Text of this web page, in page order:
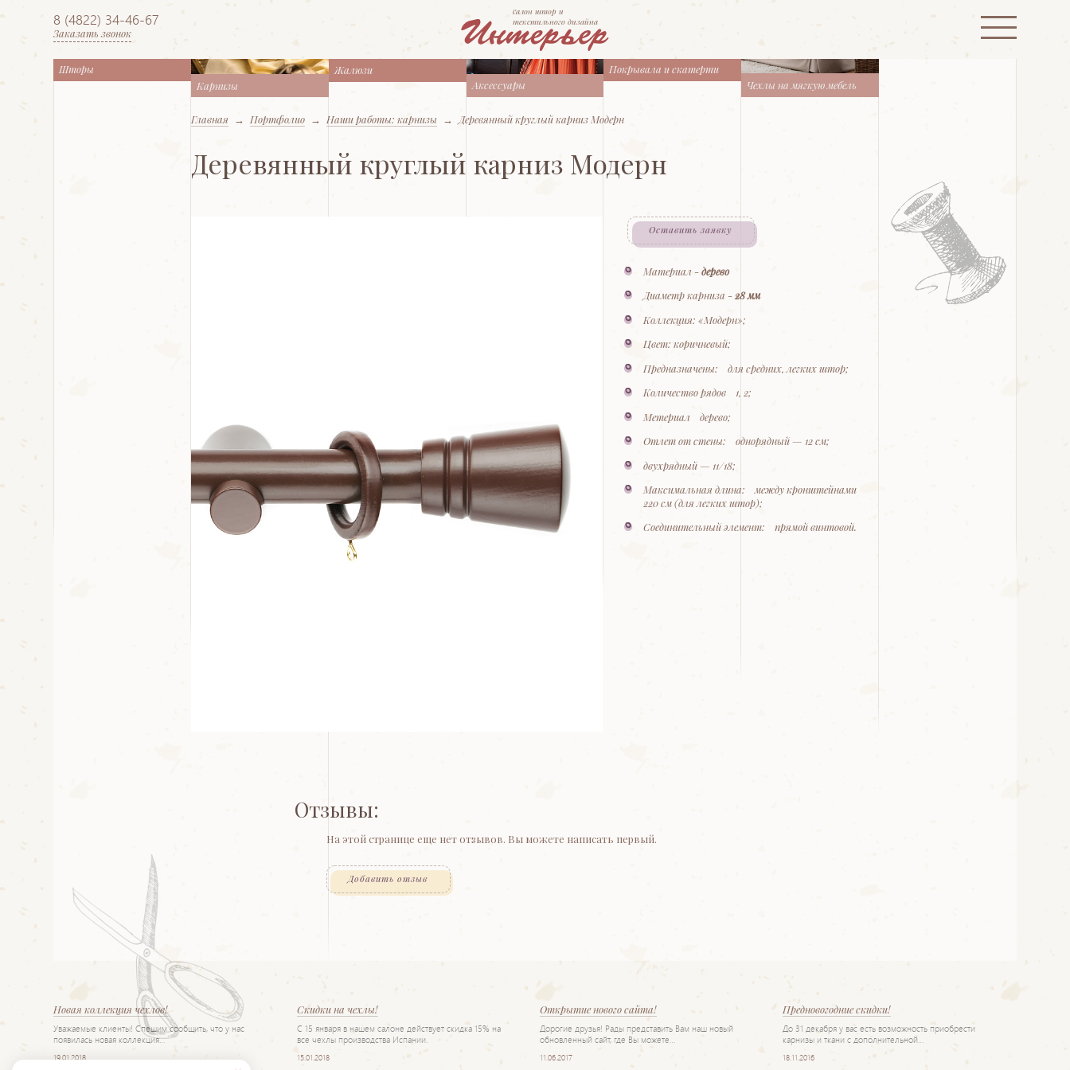
8 (4822) 34-46-67
Заказать звонок
cалон штор и
текстильного дизайна
Шторы
Карнизы
Жалюзи
Аксессуары
Покрывала и скатерти
Чехлы на мягкую мебель
Главная → Портфолио → Наши работы: карнизы → Деревянный круглый карниз Модерн
Деревянный круглый карниз Модерн
Оставить заявку
Материал -дерево
Диаметр карниза -28 мм
Коллекция: «Модерн»;
Цвет: коричневый;
Предназначены: для средних, легких штор;
Количество рядов 1, 2;
Метериал дерево;
Отлет от стены: однорядный — 12 см;
двухрядный — 11/18;
Максимальная длина: между кронштейнами
220 см (для легких штор);
Соединительный элемент: прямой винтовой.
Отзывы:
На этой странице еще нет отзывов. Вы можете написать первый.
Добавить отзыв
Новая коллекция чехлов!
Уважаемые клиенты! Спешим сообщить, что у нас
появилась новая коллекция…
19.01.2018
Скидки на чехлы!
С 15 января в нашем салоне действует скидка 15% на
все чехлы производства Испании.
15.01.2018
Открытие нового сайта!
Дорогие друзья! Рады представить Вам наш новый
обновленный сайт, где Вы можете…
11.06.2017
Предновогодние скидки!
До 31 декабря у вас есть возможность приобрести
карнизы и ткани с дополнительной…
18.11.2016